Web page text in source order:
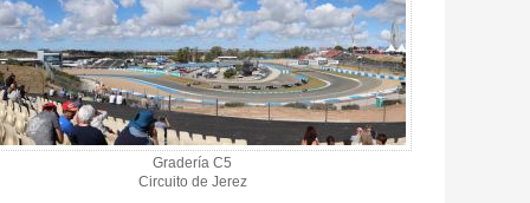
Gradería C5
Circuito de Jerez